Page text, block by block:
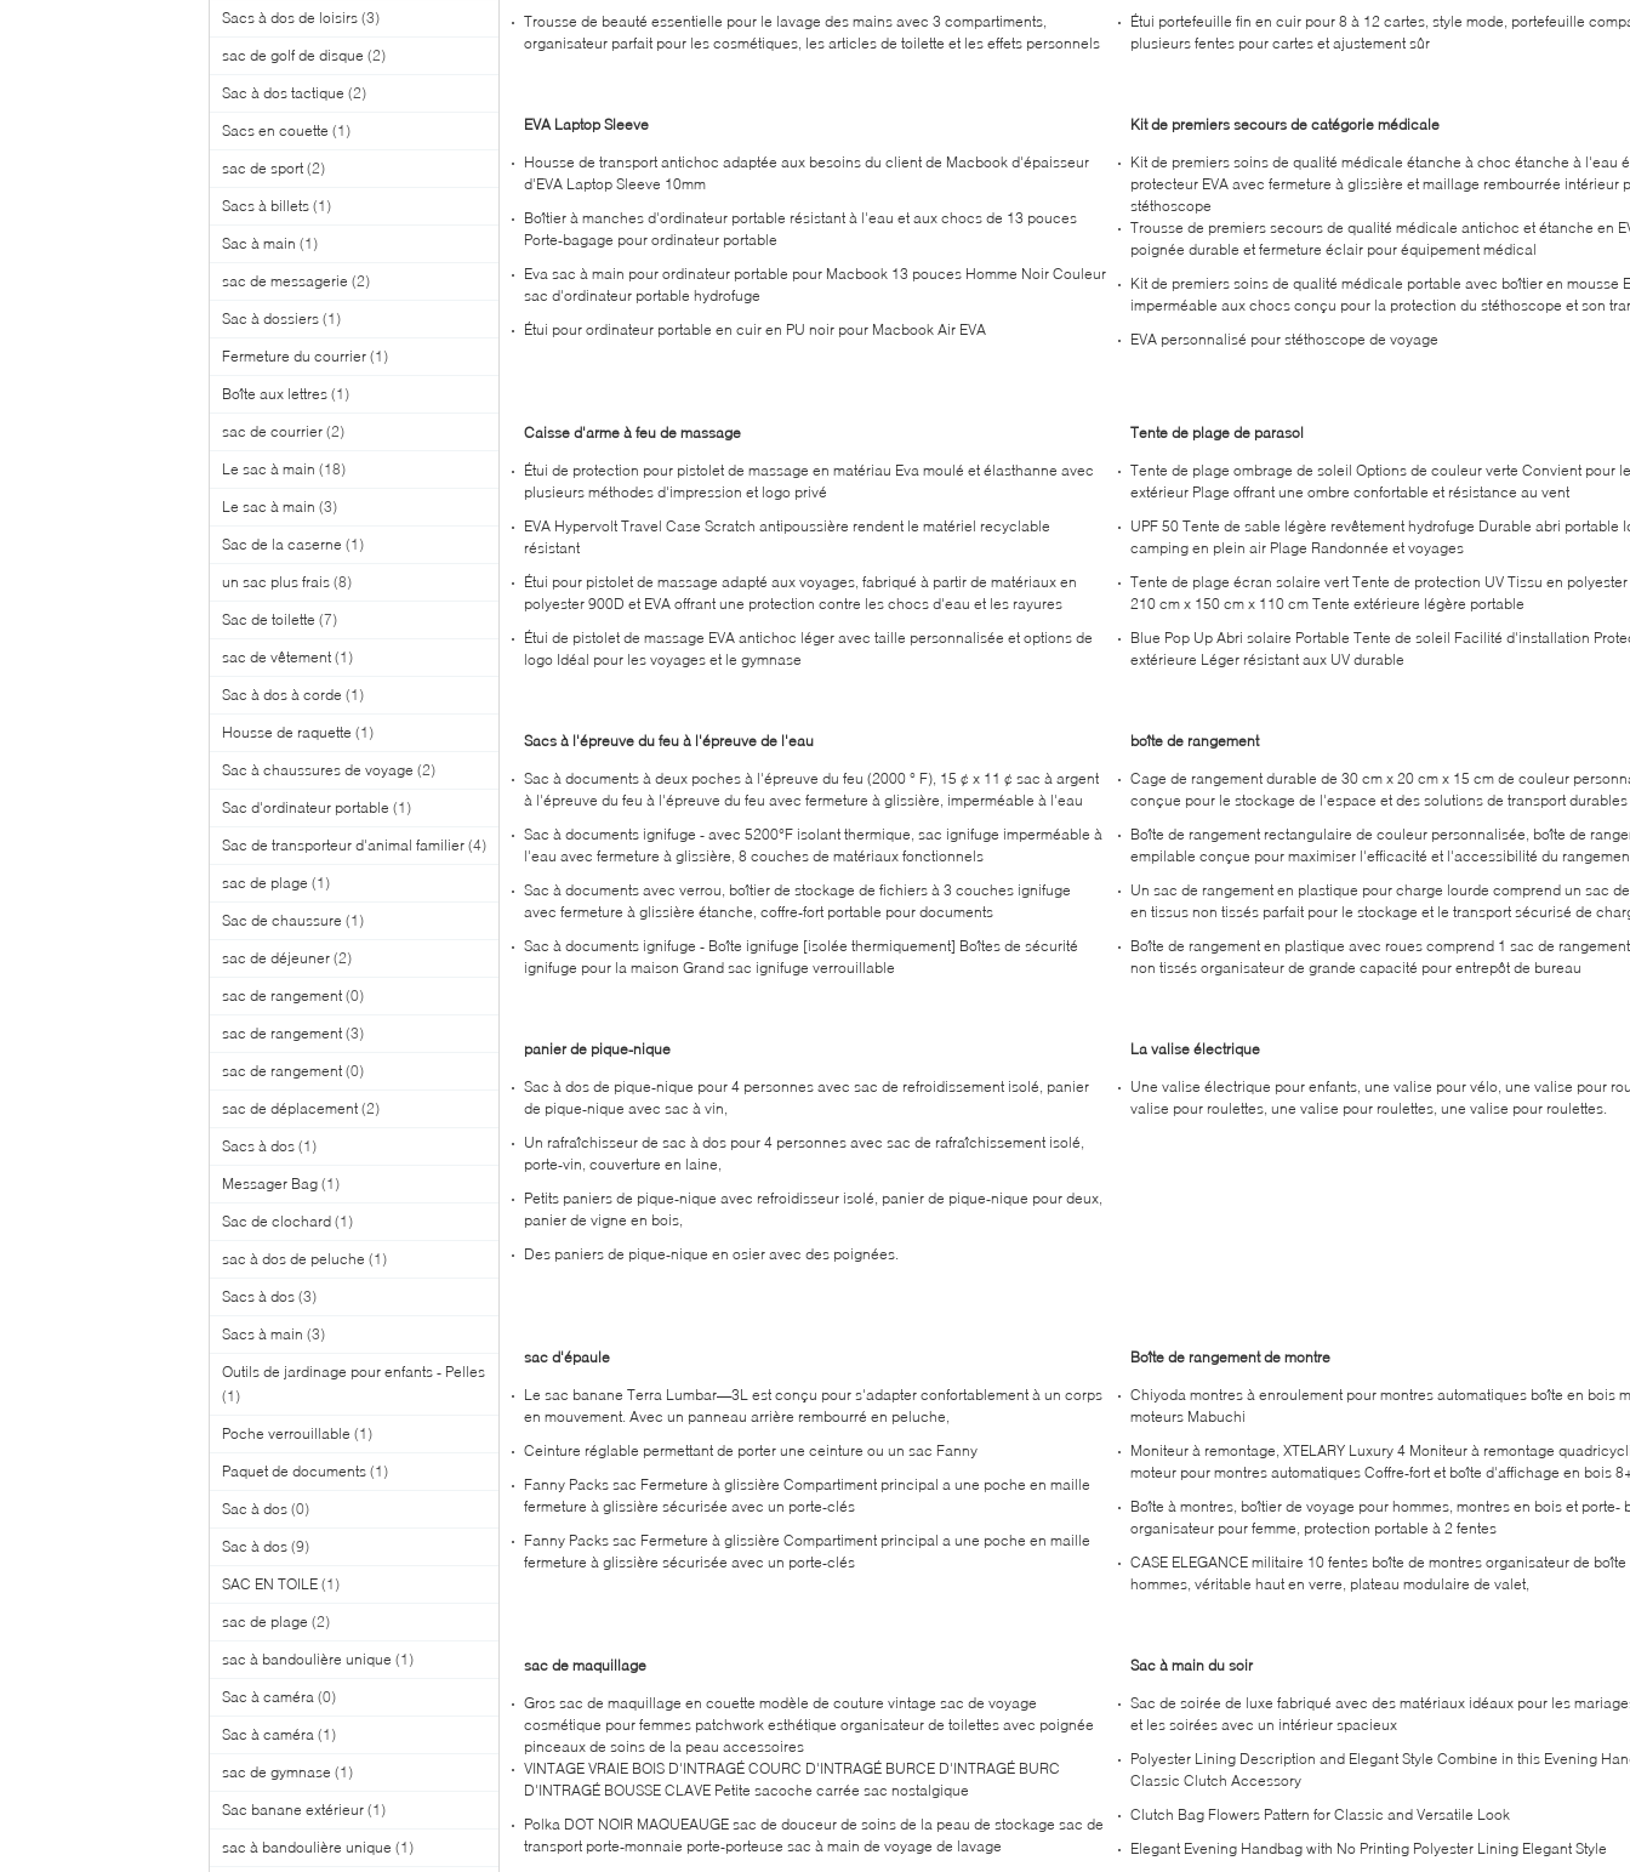
Sacs à dos de loisirs (3)
sac de golf de disque (2)
Sac à dos tactique (2)
Sacs en couette (1)
sac de sport (2)
Sacs à billets (1)
Sac à main (1)
sac de messagerie (2)
Sac à dossiers (1)
Fermeture du courrier (1)
Boîte aux lettres (1)
sac de courrier (2)
Le sac à main (18)
Le sac à main (3)
Sac de la caserne (1)
un sac plus frais (8)
Sac de toilette (7)
sac de vêtement (1)
Sac à dos à corde (1)
Housse de raquette (1)
Sac à chaussures de voyage (2)
Sac d'ordinateur portable (1)
Sac de transporteur d'animal familier (4)
sac de plage (1)
Sac de chaussure (1)
sac de déjeuner (2)
sac de rangement (0)
sac de rangement (3)
sac de rangement (0)
sac de déplacement (2)
Sacs à dos (1)
Messager Bag (1)
Sac de clochard (1)
sac à dos de peluche (1)
Sacs à dos (3)
Sacs à main (3)
Outils de jardinage pour enfants - Pelles
(1)
Poche verrouillable (1)
Paquet de documents (1)
Sac à dos (0)
Sac à dos (9)
SAC EN TOILE (1)
sac de plage (2)
sac à bandoulière unique (1)
Sac à caméra (0)
Sac à caméra (1)
sac de gymnase (1)
Sac banane extérieur (1)
sac à bandoulière unique (1)
Trousse de beauté essentielle pour le lavage des mains avec 3 compartiments,
organisateur parfait pour les cosmétiques, les articles de toilette et les effets personnels
Étui portefeuille fin en cuir pour 8 à 12 cartes, style mode, portefeuille
plusieurs fentes pour cartes et ajustement sûr
EVA Laptop Sleeve
Housse de transport antichoc adaptée aux besoins du client de Macbook d'épaisseur
d'EVA Laptop Sleeve 10mm
Boîtier à manches d'ordinateur portable résistant à l'eau et aux chocs de 13 pouces
Porte-bagage pour ordinateur portable
Eva sac à main pour ordinateur portable pour Macbook 13 pouces Homme Noir Couleur
sac d'ordinateur portable hydrofuge
Étui pour ordinateur portable en cuir en PU noir pour Macbook Air EVA
Kit de premiers secours de catégorie médicale
Kit de premiers soins de qualité médicale étanche à choc étanche à l'eau
protecteur EVA avec fermeture à glissière et maillage rembourrée intérieur
stéthoscope
Trousse de premiers secours de qualité médicale antichoc et étanche en
poignée durable et fermeture éclair pour équipement médical
Kit de premiers soins de qualité médicale portable avec boîtier en mousse
imperméable aux chocs conçu pour la protection du stéthoscope et son
EVA personnalisé pour stéthoscope de voyage
Caisse d'arme à feu de massage
Étui de protection pour pistolet de massage en matériau Eva moulé et élasthanne avec
plusieurs méthodes d'impression et logo privé
EVA Hypervolt Travel Case Scratch antipoussière rendent le matériel recyclable
résistant
Étui pour pistolet de massage adapté aux voyages, fabriqué à partir de matériaux en
polyester 900D et EVA offrant une protection contre les chocs d'eau et les rayures
Étui de pistolet de massage EVA antichoc léger avec taille personnalisée et options de
logo Idéal pour les voyages et le gymnase
Tente de plage de parasol
Tente de plage ombrage de soleil Options de couleur verte Convient pour
extérieur Plage offrant une ombre confortable et résistance au vent
UPF 50 Tente de sable légère revêtement hydrofuge Durable abri portable
camping en plein air Plage Randonnée et voyages
Tente de plage écran solaire vert Tente de protection UV Tissu en
210 cm x 150 cm x 110 cm Tente extérieure légère portable
Blue Pop Up Abri solaire Portable Tente de soleil Facilité d'installation
extérieure Léger résistant aux UV durable
Sacs à l'épreuve du feu à l'épreuve de l'eau
Sac à documents à deux poches à l'épreuve du feu (2000 ° F), 15 ¢ x 11 ¢ sac à argent
à l'épreuve du feu à l'épreuve du feu avec fermeture à glissière, imperméable à l'eau
Sac à documents ignifuge - avec 5200°F isolant thermique, sac ignifuge imperméable à
l'eau avec fermeture à glissière, 8 couches de matériaux fonctionnels
Sac à documents avec verrou, boîtier de stockage de fichiers à 3 couches ignifuge
avec fermeture à glissière étanche, coffre-fort portable pour documents
Sac à documents ignifuge - Boîte ignifuge [isolée thermiquement] Boîtes de sécurité
ignifuge pour la maison Grand sac ignifuge verrouillable
boîte de rangement
Cage de rangement durable de 30 cm x 20 cm x 15 cm de couleur
conçue pour le stockage de l'espace et des solutions de transport durables
Boîte de rangement rectangulaire de couleur personnalisée, boîte de
empilable conçue pour maximiser l'efficacité et l'accessibilité du
Un sac de rangement en plastique pour charge lourde comprend un sac
en tissus non tissés parfait pour le stockage et le transport sécurisé de
Boîte de rangement en plastique avec roues comprend 1 sac de
non tissés organisateur de grande capacité pour entrepôt de bureau
panier de pique-nique
Sac à dos de pique-nique pour 4 personnes avec sac de refroidissement isolé, panier
de pique-nique avec sac à vin,
Un rafraîchisseur de sac à dos pour 4 personnes avec sac de rafraîchissement isolé,
porte-vin, couverture en laine,
Petits paniers de pique-nique avec refroidisseur isolé, panier de pique-nique pour deux,
panier de vigne en bois,
Des paniers de pique-nique en osier avec des poignées.
La valise électrique
Une valise électrique pour enfants, une valise pour vélo, une valise pour
valise pour roulettes, une valise pour roulettes, une valise pour roulettes.
sac d'épaule
Le sac banane Terra Lumbar—3L est conçu pour s'adapter confortablement à un corps
en mouvement. Avec un panneau arrière rembourré en peluche,
Ceinture réglable permettant de porter une ceinture ou un sac Fanny
Fanny Packs sac Fermeture à glissière Compartiment principal a une poche en maille
fermeture à glissière sécurisée avec un porte-clés
Fanny Packs sac Fermeture à glissière Compartiment principal a une poche en maille
fermeture à glissière sécurisée avec un porte-clés
Boîte de rangement de montre
Chiyoda montres à enroulement pour montres automatiques boîte en bois
moteurs Mabuchi
Moniteur à remontage, XTELARY Luxury 4 Moniteur à remontage
moteur pour montres automatiques Coffre-fort et boîte d'affichage en bois
Boîte à montres, boîtier de voyage pour hommes, montres en bois et porte-
organisateur pour femme, protection portable à 2 fentes
CASE ELEGANCE militaire 10 fentes boîte de montres organisateur de
hommes, véritable haut en verre, plateau modulaire de valet,
sac de maquillage
Gros sac de maquillage en couette modèle de couture vintage sac de voyage
cosmétique pour femmes patchwork esthétique organisateur de toilettes avec poignée
pinceaux de soins de la peau accessoires
VINTAGE VRAIE BOIS D'INTRAGÉ COURC D'INTRAGÉ BURCE D'INTRAGÉ BURC
D'INTRAGÉ BOUSSE CLAVE Petite sacoche carrée sac nostalgique
Polka DOT NOIR MAQUEAUGE sac de douceur de soins de la peau de stockage sac de
transport porte-monnaie porte-porteuse sac à main de voyage de lavage
Sac à main du soir
Sac de soirée de luxe fabriqué avec des matériaux idéaux pour les
et les soirées avec un intérieur spacieux
Polyester Lining Description and Elegant Style Combine in this Evening
Classic Clutch Accessory
Clutch Bag Flowers Pattern for Classic and Versatile Look
Elegant Evening Handbag with No Printing Polyester Lining Elegant Style